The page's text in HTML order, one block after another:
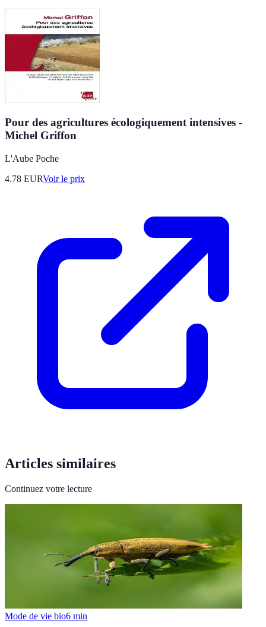
Pour des agricultures écologiquement intensives -
Michel Griffon
L'Aube Poche
4.78 EURVoir le prix
Articles similaires
Continuez votre lecture
Mode de vie bio6 min